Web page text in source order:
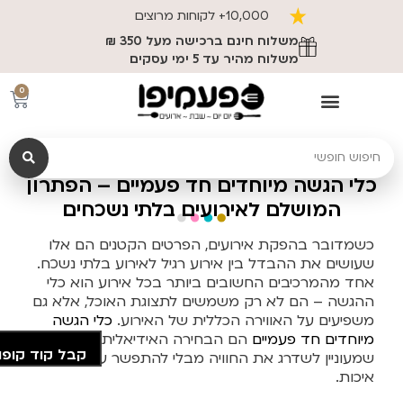
10,000+ לקוחות מרוצים
משלוח חינם ברכישה מעל 350 ₪
משלוח מהיר עד 5 ימי עסקים
0
כלי הגשה מיוחדים חד פעמיים – הפתרון
המושלם לאירועים בלתי נשכחים
כשמדובר בהפקת אירועים, הפרטים הקטנים הם אלו
שעושים את ההבדל בין אירוע רגיל לאירוע בלתי נשכח.
אחד מהמרכיבים החשובים ביותר בכל אירוע הוא כלי
ההגשה – הם לא רק משמשים לתצוגת האוכל, אלא גם
משפיעים על האווירה הכללית של האירוע.כלי הגשה
מיוחדים חד פעמיים הם הבחירה האידיאלית עבור מי
שמעוניין לשדרג את החוויה מבלי להתפשר על נוחות או
איכות.
קבל קוד